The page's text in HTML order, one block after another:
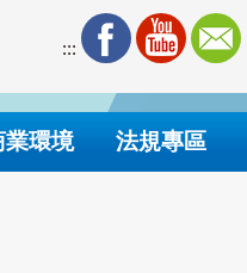
:::
業環境 法規專區